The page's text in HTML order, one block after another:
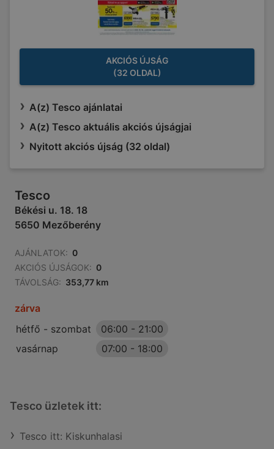
AKCIÓS ÚJSÁG
(32 OLDAL)
A(z) Tesco ajánlatai
A(z) Tesco aktuális akciós újságjai
Nyitott akciós újság (32 oldal)
Tesco
Békési u. 18. 18
5650 Mezőberény
AJÁNLATOK: 0
AKCIÓS ÚJSÁGOK: 0
TÁVOLSÁG: 353,77 km
zárva
hétfő - szombat
06:00 - 21:00
vasárnap
07:00 - 18:00
Tesco üzletek itt:
Tesco itt: Kiskunhalasi